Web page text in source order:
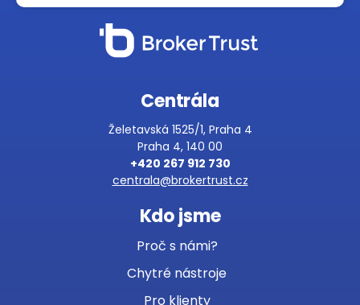
Centrála
Želetavská 1525/1, Praha 4
Praha 4, 140 00
+420 267 912 730
centrala@brokertrust.cz
Kdo jsme
Proč s námi?
Chytré nástroje
Pro klienty